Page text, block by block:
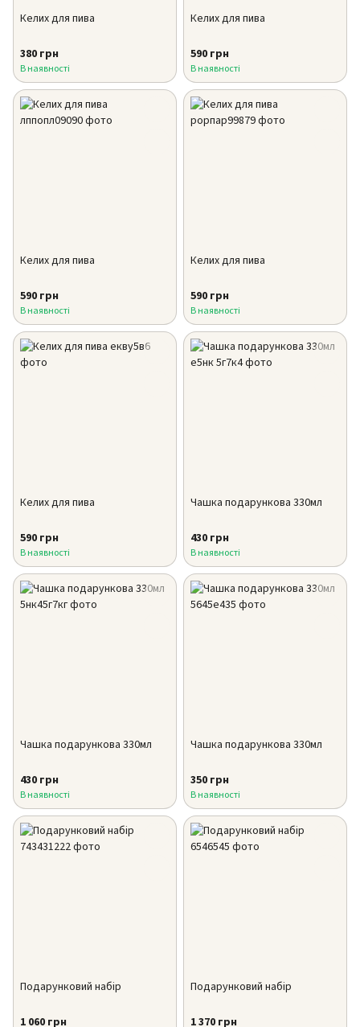
Келих для пива
380 грн
В наявності
Келих для пива
590 грн
В наявності
Келих для пива
590 грн
В наявності
Келих для пива
590 грн
В наявності
Келих для пива
590 грн
В наявності
Чашка подарункова 330мл
430 грн
В наявності
Чашка подарункова 330мл
430 грн
В наявності
Чашка подарункова 330мл
350 грн
В наявності
Подарунковий набір
1 060 грн
Подарунковий набір
1 370 грн